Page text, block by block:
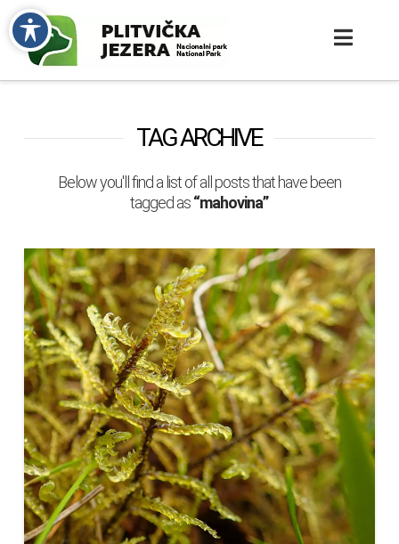
TAG ARCHIVE
Below you'll find a list of all posts that have been
tagged as“mahovina”